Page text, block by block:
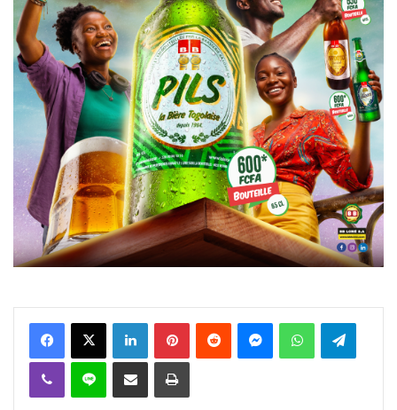
FacebookX Linkedin PinterestReddit MessengerWhatsAppTelegram
Viber Ligne Partager par email Imprimer